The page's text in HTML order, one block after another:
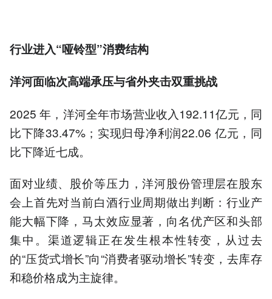
行业进入“哑铃型”消费结构
洋河面临次高端承压与省外夹击双重挑战
2025 年，洋河全年市场营业收入192.11亿元，同
比下降33.47%；实现归母净利润22.06 亿元，同
比下降近七成。
面对业绩、股价等压力，洋河股份管理层在股东
会上首先对当前白酒行业周期做出判断：行业产
能大幅下降，马太效应显著，向名优产区和头部
集中。渠道逻辑正在发生根本性转变，从过去
的“压货式增长”向“消费者驱动增长”转变，去库存
和稳价格成为主旋律。